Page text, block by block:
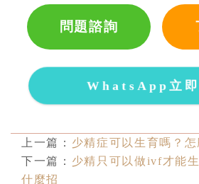
問題諮詢
WhatsApp立即
上一篇： 少精症可以生育嗎？
下一篇： 少精只可以做ivf才能
什麼招